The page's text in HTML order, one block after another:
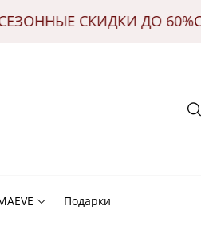
СЕЗОННЫЕ СКИДКИ ДО
Подарки